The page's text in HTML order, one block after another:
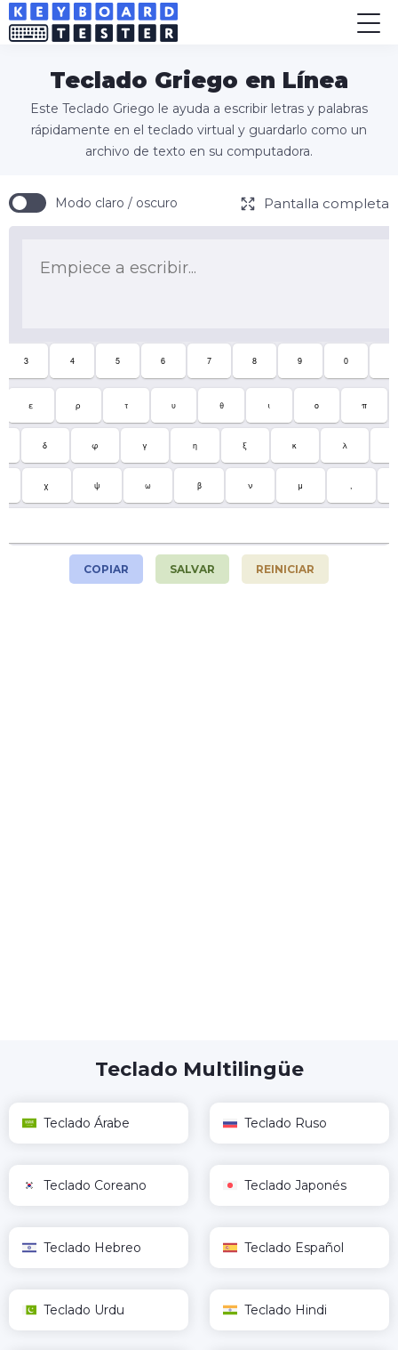
Teclado Griego en Línea
Este Teclado Griego le ayuda a escribir letras y palabras
rápidamente en el teclado virtual y guardarlo como un
archivo de texto en su computadora.
Modo claro / oscuro Pantalla completa
3 4 5 6 7 8 9 0
ε ρ τ υ θ ι ο π
δ φ γ η ξ κ λ
χ ψ ω β ν μ
COPIAR SALVAR REINICIAR
Teclado Multilingüe
Teclado Árabe Teclado Ruso
Teclado Coreano Teclado Japonés
Teclado Hebreo Teclado Español
Teclado Urdu Teclado Hindi